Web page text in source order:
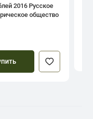
2016 Русское
общество